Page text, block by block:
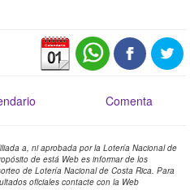
Comenta
a, ni aprobada por la Lotería Nacional de
de está Web es informar de los
de Lotería Nacional de Costa Rica. Para
oficiales contacte con la Web